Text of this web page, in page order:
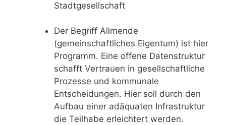
Stadtgesellschaft
Der Begriff Allmende
(gemeinschaftliches Eigentum) ist hier
Programm. Eine offene Datenstruktur
schafft Vertrauen in gesellschaftliche
Prozesse und kommunale
Entscheidungen. Hier soll durch den
Aufbau einer adäquaten Infrastruktur
die Teilhabe erleichtert werden.